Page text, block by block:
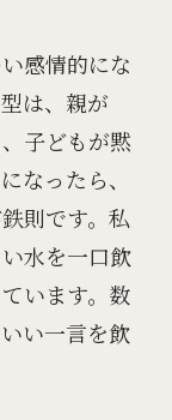
感情的にな
は、親が
子どもが黙
なったら、
則です。私
水を一口飲
います。数
い一言を飲